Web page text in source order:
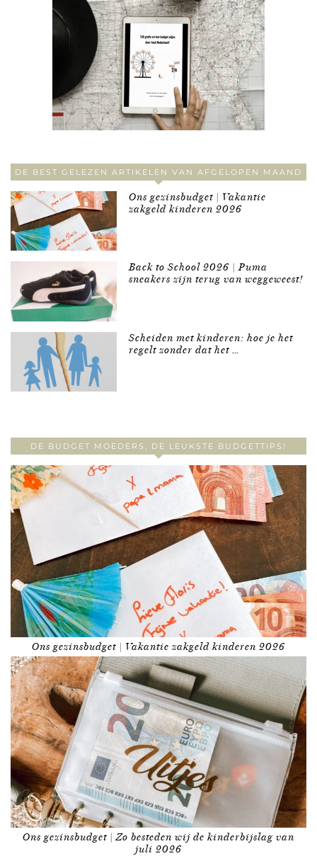
DE BEST GELEZEN ARTIKELEN VAN AFGELOPEN MAAND
Ons gezinsbudget | Vakantie
zakgeld kinderen 2026
Back to School 2026 | Puma
sneakers zijn terug van weggeweest!
Scheiden met kinderen: hoe je het
regelt zonder dat het …
DE BUDGET MOEDERS, DE LEUKSTE BUDGETTIPS!
Ons gezinsbudget | Vakantie zakgeld kinderen 2026
Ons gezinsbudget | Zo besteden wij de kinderbijslag van
juli 2026